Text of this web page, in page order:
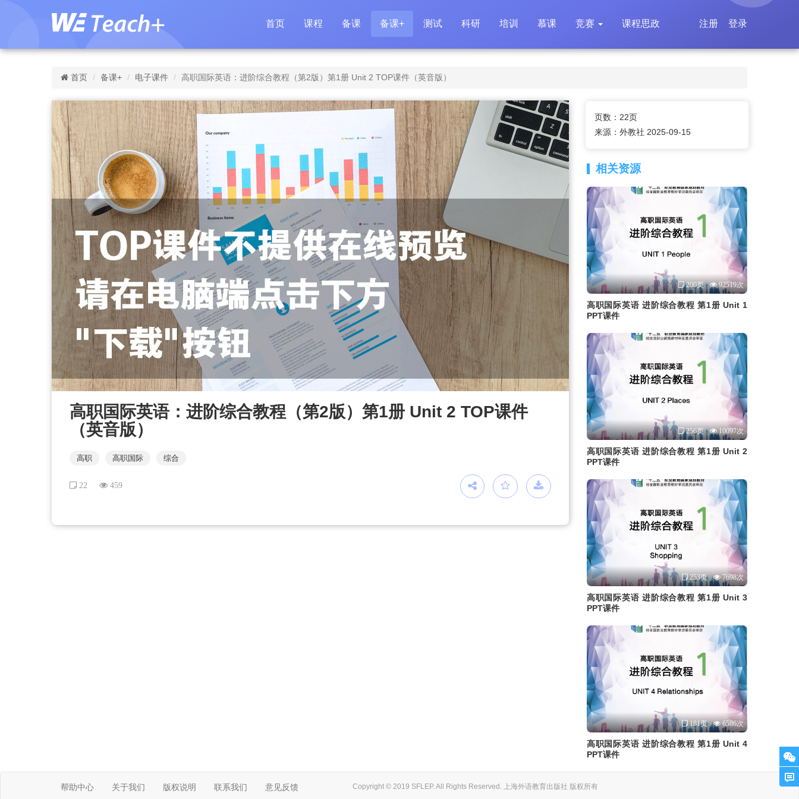
首页 课程 备课 备课+ 测试 科研 培训 慕课 竞赛 课程思政 登录
注册
首页 备课+ 电子课件 高职国际英语：进阶综合教程（第2版）第1册 Unit 2 TOP课件（英音版）
高职国际英语：进阶综合教程（第2版）第1册 Unit 2 TOP课件
（英音版）
高职 高职国际 综合
22 459
页数：22页
来源：外教社 2025-09-15
相关资源
200页 92519次
高职国际英语 进阶综合教程 第1册 Unit 1
PPT课件
256页 10097次
高职国际英语 进阶综合教程 第1册 Unit 2
PPT课件
253页 7698次
高职国际英语 进阶综合教程 第1册 Unit 3
PPT课件
181页 6586次
高职国际英语 进阶综合教程 第1册 Unit 4
PPT课件
帮助中心 关于我们 版权说明 联系我们 意见反馈 Copyright © 2019 SFLEP. All Rights Reserved. 上海外语教育出版社 版权所有